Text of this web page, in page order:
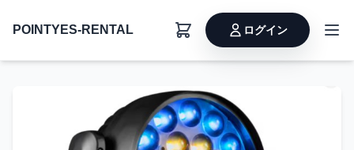
POINTYES-RENTAL ログイン